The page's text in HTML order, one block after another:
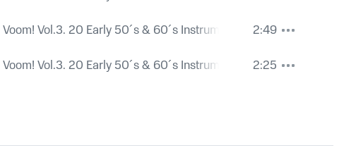
Voom! Vol.3. 20 Early 50´s & 60´s Instrumental Shakers.
2:49
Voom! Vol.3. 20 Early 50´s & 60´s Instrumental Shakers.
2:25